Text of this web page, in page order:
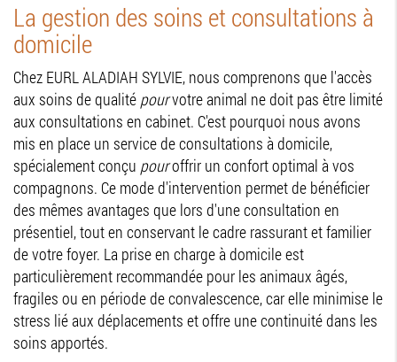
La gestion des soins et consultations à
domicile
Chez EURL ALADIAH SYLVIE, nous comprenons que l'accès
aux soins de qualité pourvotre animal ne doit pas être limité
aux consultations en cabinet. C'est pourquoi nous avons
mis en place un service de consultations à domicile,
spécialement conçu pouroffrir un confort optimal à vos
compagnons. Ce mode d'intervention permet de bénéficier
des mêmes avantages que lors d'une consultation en
présentiel, tout en conservant le cadre rassurant et familier
de votre foyer. La prise en charge à domicile est
particulièrement recommandée pour les animaux âgés,
fragiles ou en période de convalescence, car elle minimise le
stress lié aux déplacements et offre une continuité dans les
soins apportés.